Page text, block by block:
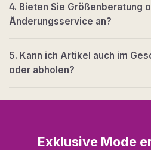
4. Bieten Sie Größenberatung
Änderungsservice an?
5. Kann ich Artikel auch im
oder abholen?
Exklusive Mode